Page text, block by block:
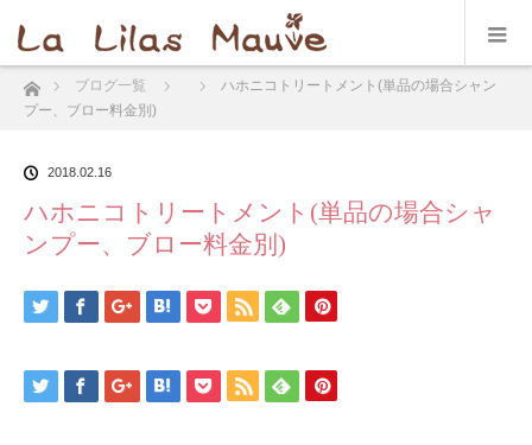
ホームブログ一覧
ハホニコトリートメント(単品の場合シャン
プー、ブロー料金別)
2018.02.16
ハホニコトリートメント(単品の場合シャ
ンプー、ブロー料金別)